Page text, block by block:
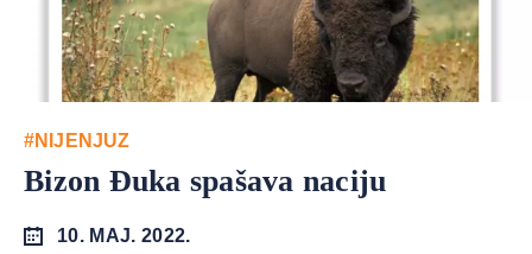
#NIJENJUZ
Bizon Đuka spašava naciju
10. MAJ. 2022.